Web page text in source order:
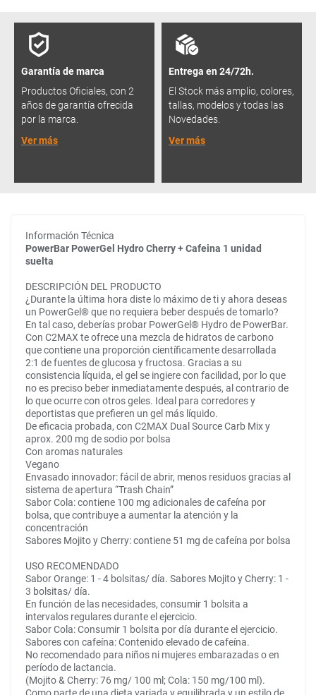
Garantía de marca
Productos Oficiales, con 2
años de garantía ofrecida
por la marca.
Ver más
Entrega en 24/72h.
El Stock más amplio, colores,
tallas, modelos y todas las
Novedades.
Ver más
Información Técnica
PowerBar PowerGel Hydro Cherry + Cafeina 1 unidad
suelta
DESCRIPCIÓN DEL PRODUCTO
¿Durante la última hora diste lo máximo de ti y ahora deseas
un PowerGel® que no requiera beber después de tomarlo?
En tal caso, deberías probar PowerGel® Hydro de PowerBar.
Con C2MAX te ofrece una mezcla de hidratos de carbono
que contiene una proporción científicamente desarrollada
2:1 de fuentes de glucosa y fructosa. Gracias a su
consistencia líquida, el gel se ingiere con facilidad, por lo que
no es preciso beber inmediatamente después, al contrario de
lo que ocurre con otros geles. Ideal para corredores y
deportistas que prefieren un gel más líquido.
De eficacia probada, con C2MAX Dual Source Carb Mix y
aprox. 200 mg de sodio por bolsa
Con aromas naturales
Vegano
Envasado innovador: fácil de abrir, menos residuos gracias al
sistema de apertura “Trash Chain”
Sabor Cola: contiene 100 mg adicionales de cafeína por
bolsa, que contribuye a aumentar la atención y la
concentración
Sabores Mojito y Cherry: contiene 51 mg de cafeína por bolsa
USO RECOMENDADO
Sabor Orange: 1 - 4 bolsitas/ día. Sabores Mojito y Cherry: 1 -
3 bolsitas/ día.
En función de las necesidades, consumir 1 bolsita a
intervalos regulares durante el ejercicio.
Sabor Cola: Consumir 1 bolsita por día durante el ejercicio.
Sabores con cafeína: Contenido elevado de cafeína.
No recomendado para niños ni mujeres embarazadas o en
período de lactancia.
(Mojito & Cherry: 76 mg/ 100 ml; Cola: 150 mg/100 ml).